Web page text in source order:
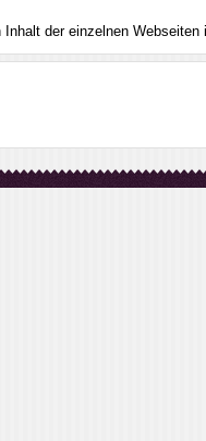
der einzelnen Webseiten